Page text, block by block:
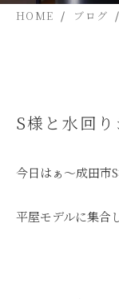
HOME ブログ
S様と水回
今日はぁ～成田市
平屋モデルに集合